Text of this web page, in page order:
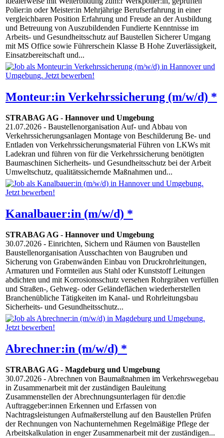
Polier:in oder Meister:in Mehrjährige Berufserfahrung in einer
vergleichbaren Position Erfahrung und Freude an der Ausbildung
und Betreuung von Auszubildenden Fundierte Kenntnisse im
Arbeits- und Gesundheitsschutz auf Baustellen Sicherer Umgang
mit MS Office sowie Führerschein Klasse B Hohe Zuverlässigkeit,
Einsatzbereitschaft und...
Monteur:in Verkehrssicherung (m/w/d) *
STRABAG AG - Hannover und Umgebung
21.07.2026 - Baustellenorganisation Auf- und Abbau von
Verkehrssicherungsanlagen Montage von Beschilderung Be- und
Entladen von Verkehrssicherungsmaterial Führen von LKWs mit
Ladekran und führen von für die Verkehrssicherung benötigten
Baumaschinen Sicherheits- und Gesundheitsschutz bei der Arbeit
Umweltschutz, qualitätssichernde Maßnahmen und...
Kanalbauer:in (m/w/d) *
STRABAG AG - Hannover und Umgebung
30.07.2026 - Einrichten, Sichern und Räumen von Baustellen
Baustellenorganisation Ausschachten von Baugruben und
Sicherung von Grabenwänden Einbau von Druckrohrleitungen,
Armaturen und Formteilen aus Stahl oder Kunststoff Leitungen
abdichten und mit Korrosionsschutz versehen Rohrgräben verfüllen
und Straßen-, Gehweg- oder Geländeflächen wiederherstellen
Branchenübliche Tätigkeiten im Kanal- und Rohrleitungsbau
Sicherheits- und Gesundheitsschutz...
Abrechner:in (m/w/d) *
STRABAG AG - Magdeburg und Umgebung
30.07.2026 - Abrechnen von Baumaßnahmen im Verkehrswegebau
in Zusammenarbeit mit der zuständigen Bauleitung
Zusammenstellen der Abrechnungsunterlagen für den:die
Auftraggeber:innen Erkennen und Erfassen von
Nachtragsleistungen Aufmaßerstellung auf den Baustellen Prüfen
der Rechnungen von Nachunternehmen Regelmäßige Pflege der
Arbeitskalkulation in enger Zusammenarbeit mit der zuständigen...